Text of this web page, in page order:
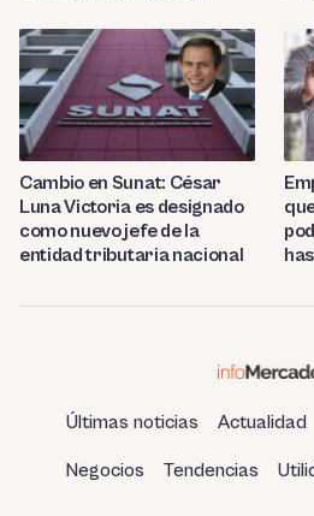
Cambio en Sunat: César
Luna Victoria es designado
como nuevo jefe de la
entidad tributaria nacional
Últimas noticias Actualidad
Negocios Tendencias